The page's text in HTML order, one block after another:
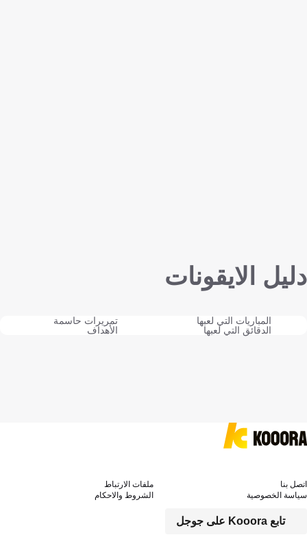
دليل الايقونات
المباريات التي لعبها
تمريرات حاسمة
الدقائق التي لعبها
الأهداف
تابع Kooora على جوجل
اتصل بنا
ملفات الارتباط
سياسة الخصوصية
الشروط والاحكام